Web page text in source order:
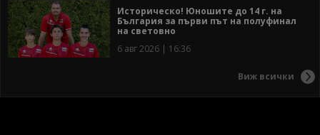
Историческо! Юношите до 14 г. на
България за първи път на полуфинал
на световно
6 авг 2026 | 16:36
Виж всички